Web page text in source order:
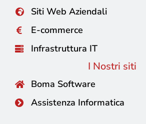
Siti Web Aziendali
E-commerce
Infrastruttura IT
I Nostri siti
Boma Software
Assistenza Informatica